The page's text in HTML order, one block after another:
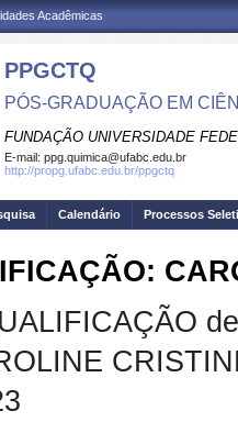
Acadêmicas
PPGCTQ
PÓS-GRADUAÇÃO EM
FUNDAÇÃO UNIVERSIDADE
E-mail: ppg.quimica@ufabc.edu.br
http://propg.ufabc.edu.br/ppgctq
Calendário Processos